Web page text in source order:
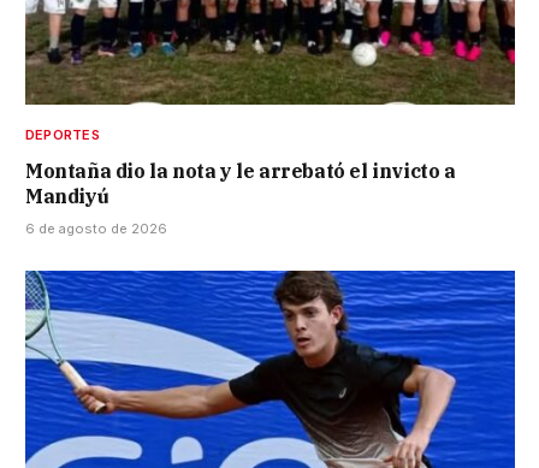
DEPORTES
Montaña dio la nota y le arrebató el invicto a
Mandiyú
6 de agosto de 2026